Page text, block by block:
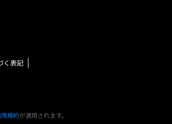
く表記
規約が適用されます。